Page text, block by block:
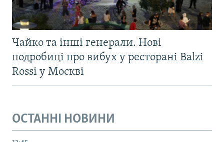
Чайко та інші генерали. Нові
подробиці про вибух у ресторані Balzi
Rossi у Москві
ОСТАННІ НОВИНИ